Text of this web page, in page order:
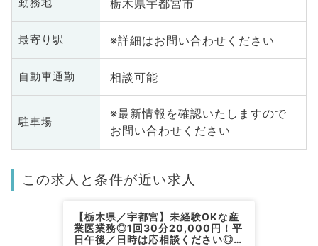
勤務地 栃木県宇都宮市
最寄り駅 ※詳細はお問い合わせください
自動車通勤 相談可能
駐車場
※最新情報を確認いたしますので
お問い合わせください
この求人と条件が近い求人
【栃木県／宇都宮】未経験OKな産
業医業務◎1回30分20,000円！平
日午後／日時は応相談ください◎2